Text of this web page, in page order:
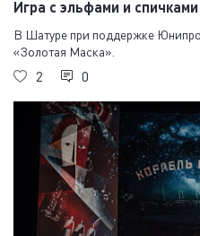
Игра с эльфами и спичками
В Шатуре при поддержке
«Золотая Маска».
2 0